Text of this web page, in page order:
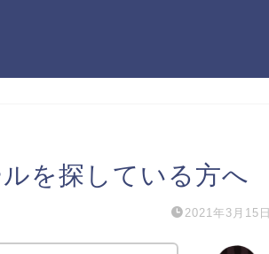
を探している方へ
2021年3月15日